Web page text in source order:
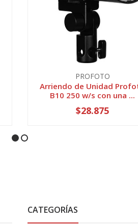
PROFOTO
Arriendo de Unidad
B10 250 w/s con una ...
$28.875
CATEGORÍAS